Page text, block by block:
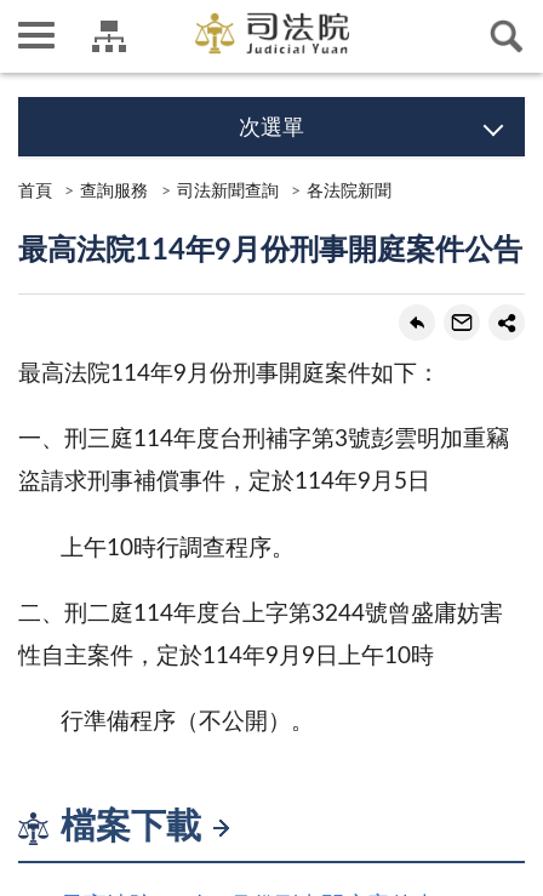
次選單
首頁 查詢服務 司法新聞查詢 各法院新聞
最高法院114年9月份刑事開庭案件公告
最高法院114年9月份刑事開庭案件如下：
一、刑三庭114年度台刑補字第3號彭雲明加重竊
盜請求刑事補償事件，定於114年9月5日
上午10時行調查程序。
二、刑二庭114年度台上字第3244號曾盛庸妨害
性自主案件，定於114年9月9日上午10時
行準備程序（不公開）。
檔案下載